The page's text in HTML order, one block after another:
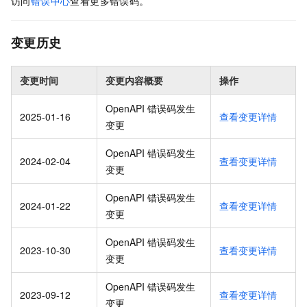
变更历史
变更时间 变更内容概要 操作
2025-01-16
OpenAPI 错误码发生
变更
查看变更详情
2024-02-04
OpenAPI 错误码发生
变更
查看变更详情
2024-01-22
OpenAPI 错误码发生
变更
查看变更详情
2023-10-30
OpenAPI 错误码发生
变更
查看变更详情
2023-09-12
OpenAPI 错误码发生
变更
查看变更详情